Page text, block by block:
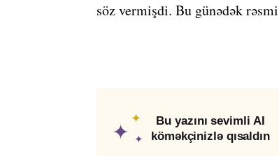
söz vermişdi. Bu günədək
✦
✦
✦
Bu yazını sevimli AI
köməkçinizlə qısaldın